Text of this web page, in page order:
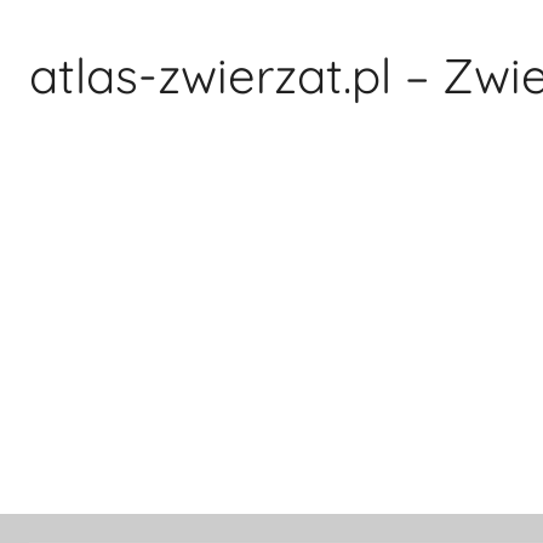
treściatlas-zwierzat.pl –